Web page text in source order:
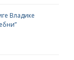
Владике